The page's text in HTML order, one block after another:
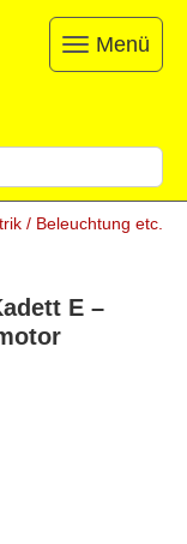
Toggle
navigation
Menü
/ Beleuchtung etc.
E –